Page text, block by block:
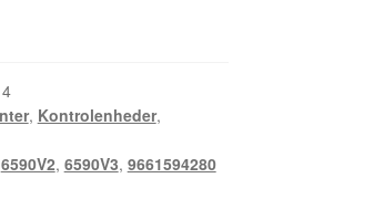
, Kontrolenheder,
6590V2, 6590V3, 9661594280